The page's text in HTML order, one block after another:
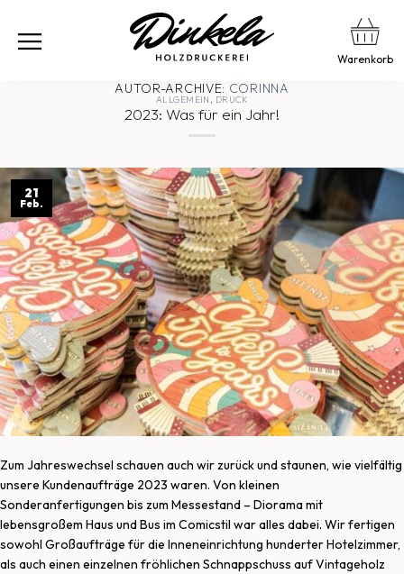
Warenkorb
AUTOR-ARCHIVE: CORINNA
ALLGEMEIN , DRUCK
2023: Was für ein Jahr!
21
Feb.
Zum Jahreswechsel schauen auch wir zurück und staunen, wie vielfältig
unsere Kundenaufträge 2023 waren. Von kleinen
Sonderanfertigungen bis zum Messestand – Diorama mit
lebensgroßem Haus und Bus im Comicstil war alles dabei. Wir fertigen
sowohl Großaufträge für die Inneneinrichtung hunderter Hotelzimmer,
als auch einen einzelnen fröhlichen Schnappschuss auf Vintageholz